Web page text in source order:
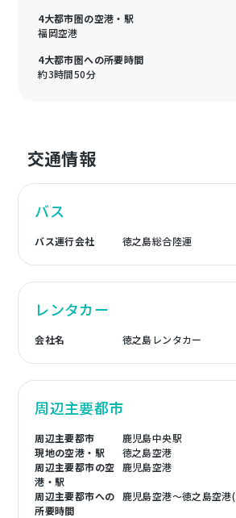
4大都市圏の空港・駅
福岡空港
4大都市圏への所要時間
約3時間50分
交通情報
バス
バス運行会社 徳之島総合陸運
レンタカー
会社名 徳之島レンタカー
周辺主要都市
周辺主要都市
鹿児島中央駅
現地の空港・駅
徳之島空港
周辺主要都市の空
港・駅
鹿児島空港
周辺主要都市への
所要時間
鹿児島空港～徳之島空港